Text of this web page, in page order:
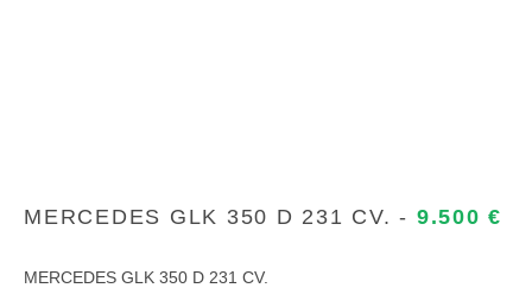
MERCEDES GLK 350 D 231 CV. - 9.500 €
MERCEDES GLK 350 D 231 CV.